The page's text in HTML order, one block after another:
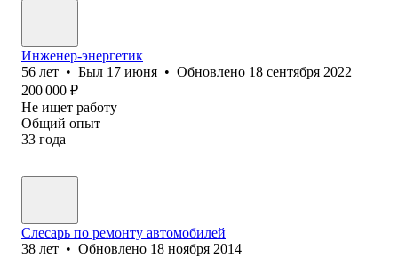
Инженер-энергетик
56 лет • Был 17 июня • Обновлено 18 сентября 2022
200 000 ₽
Не ищет работу
Общий опыт
33 года
Слесарь по ремонту автомобилей
38 лет • Обновлено 18 ноября 2014